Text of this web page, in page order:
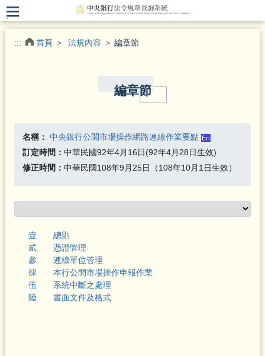
.
::: 首頁 法規內容 編章節
編章節
名稱： 中央銀行公開市場操作網路連線作業要點
訂定時間： 中華民國92年4月16日(92年4月28日生效)
修正時間： 中華民國108年9月25日（108年10月1日生效）
壹 總則
貳 憑證管理
參 連線單位管理
肆 本行公開市場操作申報作業
伍 系統中斷之處理
陸 書面文件及格式